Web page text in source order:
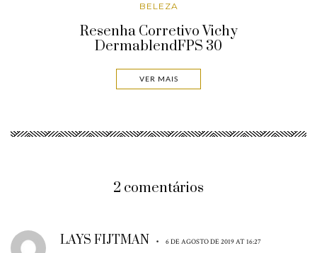
BELEZA
Resenha Corretivo Vichy
DermablendFPS 30
VER MAIS
2 comentários
LAYS FIJTMAN • 6 DE AGOSTO DE 2019 AT 16:27